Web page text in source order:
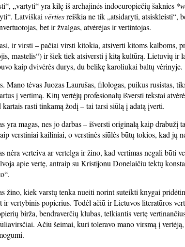
„vartyti“ yra kilę iš archajinės indoeuropiečių šaknies
Latviškai vērtiesreiškia ne tik „atsidaryti, atsiskleisti“,
bet ir žvalgas, atvėrėjas ir vertintojas.
ir virsti – pačiai virsti kitokia, atsiverti kitoms kalboms,
mastelis“) ir šiek tiek atsiversti į kitą kultūrą. Lietuvių ir
kaip dvivėrės durys, du belikę karoliukai baltų vėrinyje.
Mano tėvas Juozas Laurušas, filologas, puikus rusistas,
į vertimą. Kitų vertėjų profesionalų išversti tekstai
kartais rasti tinkamą žodį – tai tarsi siūlą į adatą įverti.
yra magas, nes jo darbas – išversti originalą kaip drabužį
verstiniai kailiniai, o verstinės siūlės būtų tokios, kad jų
nėra verteiva ar vertelga ir žino, kad vertimas negali būti
apie vertę, antraip su Kristijonu Donelaičiu tektų
žino, kiek varstų tenka nueiti norint suteikti knygai
ir vertybinis popierius. Todėl ačiū ir Lietuvos literatūros
birža, bendraverčių klubas, telkiantis vertę
Ačiū šeimai, kuri toleravo mano virsmą į